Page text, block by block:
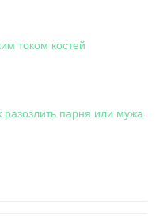
током костей
разозлить парня или мужа